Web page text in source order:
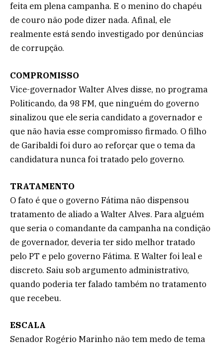
feita em plena campanha. E o menino do chapéu
de couro não pode dizer nada. Afinal, ele
realmente está sendo investigado por denúncias
de corrupção.
COMPROMISSO
Vice-governador Walter Alves disse, no programa
Politicando, da 98 FM, que ninguém do governo
sinalizou que ele seria candidato a governador e
que não havia esse compromisso firmado. O filho
de Garibaldi foi duro ao reforçar que o tema da
candidatura nunca foi tratado pelo governo.
TRATAMENTO
O fato é que o governo Fátima não dispensou
tratamento de aliado a Walter Alves. Para alguém
que seria o comandante da campanha na condição
de governador, deveria ter sido melhor tratado
pelo PT e pelo governo Fátima. E Walter foi leal e
discreto. Saiu sob argumento administrativo,
quando poderia ter falado também no tratamento
que recebeu.
ESCALA
Senador Rogério Marinho não tem medo de tema